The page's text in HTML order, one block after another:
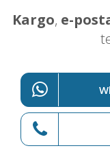
Kargo, e-